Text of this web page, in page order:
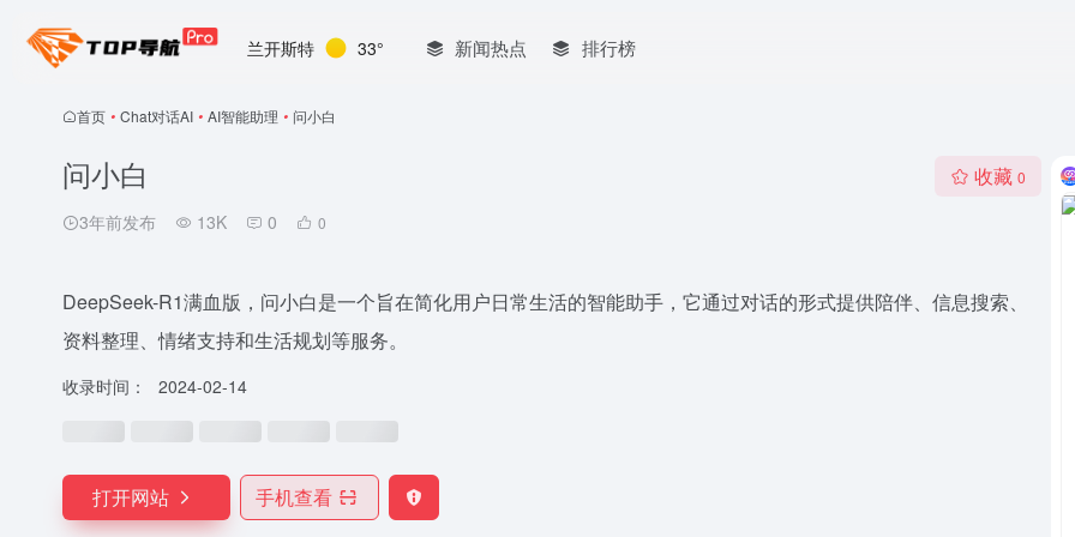
兰开斯特 33° 新闻热点 排行榜
首页 • Chat对话AI • AI智能助理 • 问小白
问小白
3年前发布 13K 0 0
收藏 0
DeepSeek-R1满血版，问小白是一个旨在简化用户日常生活的智能助手，它通过对话的形式提供陪伴、信息搜索、
资料整理、情绪支持和生活规划等服务。
收录时间： 2024-02-14
打开网站 手机查看